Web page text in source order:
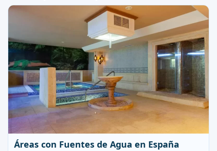
Áreas con Fuentes de Agua en España